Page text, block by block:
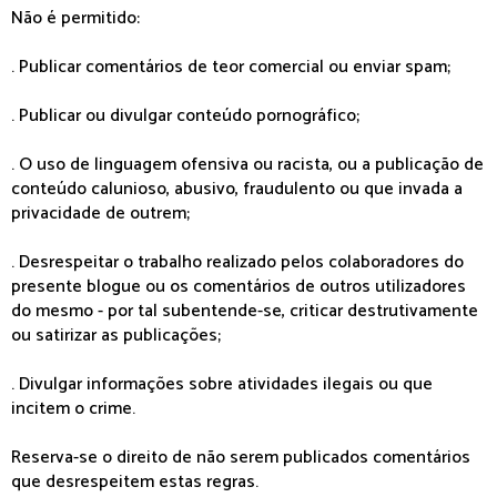
Não é permitido:
. Publicar comentários de teor comercial ou enviar spam;
. Publicar ou divulgar conteúdo pornográfico;
. O uso de linguagem ofensiva ou racista, ou a publicação de
conteúdo calunioso, abusivo, fraudulento ou que invada a
privacidade de outrem;
. Desrespeitar o trabalho realizado pelos colaboradores do
presente blogue ou os comentários de outros utilizadores
do mesmo - por tal subentende-se, criticar destrutivamente
ou satirizar as publicações;
. Divulgar informações sobre atividades ilegais ou que
incitem o crime.
Reserva-se o direito de não serem publicados comentários
que desrespeitem estas regras.